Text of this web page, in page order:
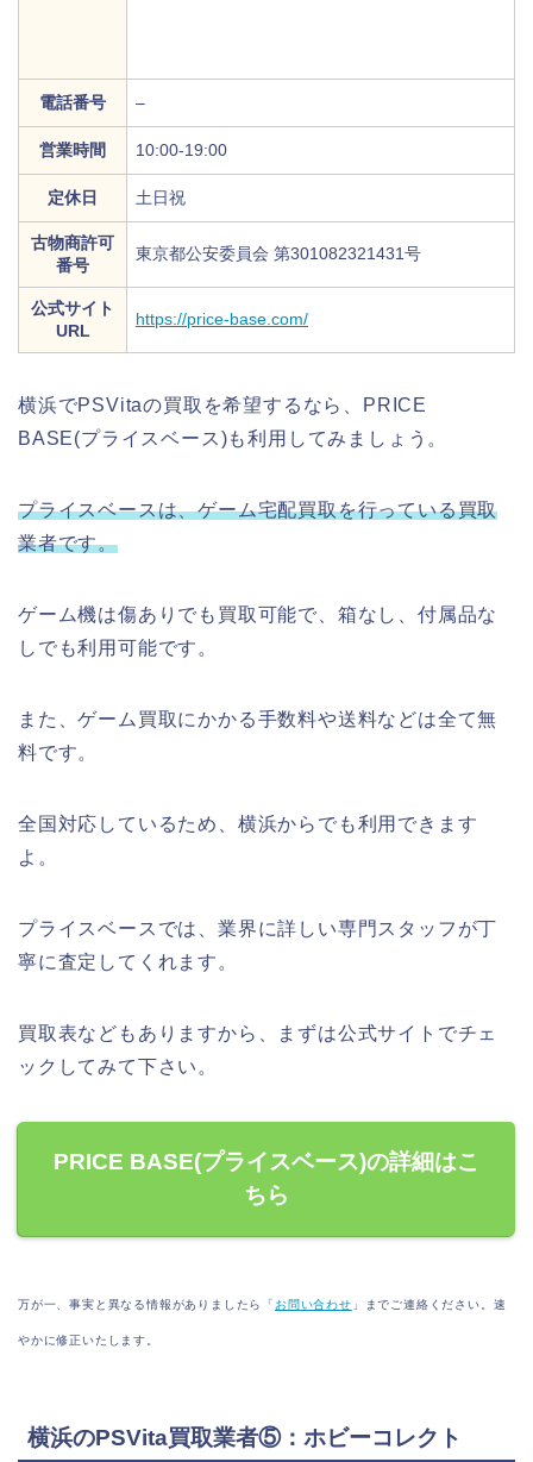
電話番号 –
営業時間 10:00-19:00
定休日 土日祝
古物商許可
番号
東京都公安委員会 第301082321431号
公式サイト
URL
https://price-base.com/
横浜でPSVitaの買取を希望するなら、PRICE
BASE(プライスベース)も利用してみましょう。
プライスベースは、ゲーム宅配買取を行っている買取
業者です。
ゲーム機は傷ありでも買取可能で、箱なし、付属品な
しでも利用可能です。
また、ゲーム買取にかかる手数料や送料などは全て無
料です。
全国対応しているため、横浜からでも利用できます
よ。
プライスベースでは、業界に詳しい専門スタッフが丁
寧に査定してくれます。
買取表などもありますから、まずは公式サイトでチェ
ックしてみて下さい。
PRICE BASE(プライスベース)の詳細はこ
ちら
万が一、事実と異なる情報がありましたら「 お問い合わせ 」までご連絡ください。速
やかに修正いたします。
横浜のPSVita買取業者⑤：ホビーコレクト